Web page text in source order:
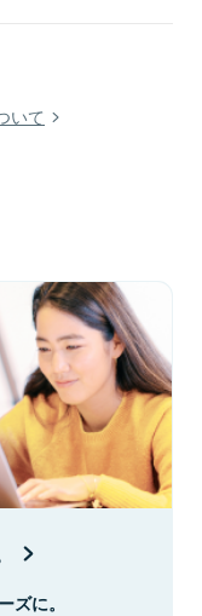
いて
ズに。